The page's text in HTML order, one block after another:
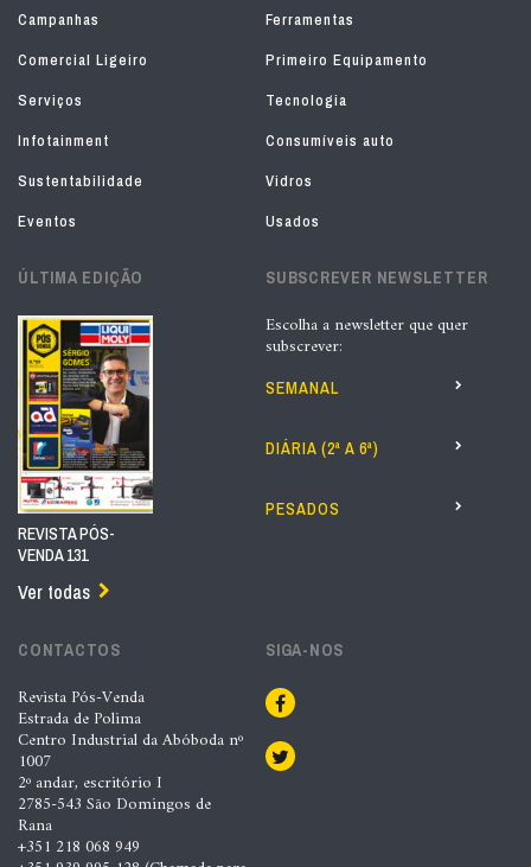
Campanhas
Ferramentas
Comercial Ligeiro
Primeiro Equipamento
Serviços
Tecnologia
Infotainment
Consumíveis auto
Sustentabilidade
Vidros
Eventos
Usados
ÚLTIMA EDIÇÃO
REVISTA PÓS-
VENDA 131
Ver todas
SUBSCREVER NEWSLETTER
Escolha a newsletter que quer
subscrever:
SEMANAL
DIÁRIA (2ª A 6ª)
PESADOS
CONTACTOS
Revista Pós-Venda
Estrada de Polima
Centro Industrial da Abóboda nº
1007
2º andar, escritório I
2785-543 São Domingos de
Rana
+351 218 068 949
SIGA-NOS